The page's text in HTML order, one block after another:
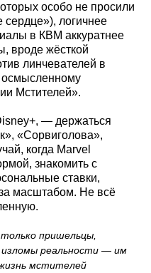
особо не просили
логичнее
в КВМ аккуратнее
вроде жёсткой
линчевателей в
осмысленному
Мстителей».
— держаться
«Сорвиголова»,
когда Marvel
знакомить с
ставки,
масштабом. Не всё
пришельцы,
реальности — им
мстителей